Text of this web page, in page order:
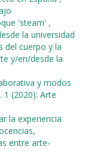
'steam' ,
la universidad
del cuerpo y la
y/en/desde la
y modos
1 (2020): Arte
la experiencia
entre arte-